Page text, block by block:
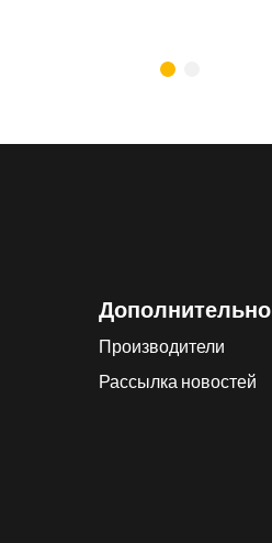
Дополнительно
Производители
Рассылка новостей